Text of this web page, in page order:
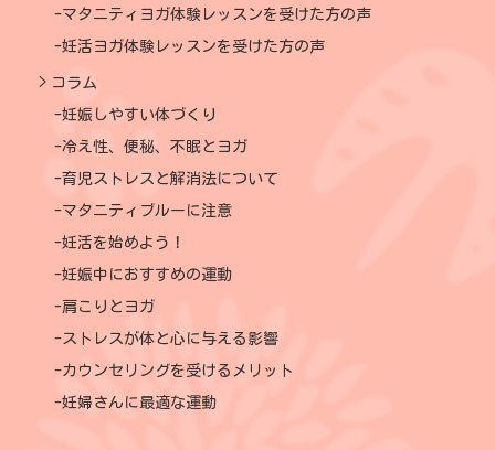
マタニティヨガ体験レッスンを受けた方の声
妊活ヨガ体験レッスンを受けた方の声
コラム
妊娠しやすい体づくり
冷え性、便秘、不眠とヨガ
育児ストレスと解消法について
マタニティブルーに注意
妊活を始めよう！
妊娠中におすすめの運動
肩こりとヨガ
ストレスが体と心に与える影響
カウンセリングを受けるメリット
妊婦さんに最適な運動